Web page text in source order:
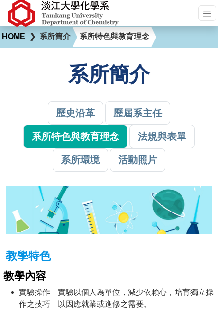
HOME ❯ 系所簡介 系所特色與教育理念
系所簡介
歷史沿革 歷屆系主任
系所特色與教育理念 法規與表單
系所環境 活動照片
教學特色
教學內容
實驗操作：實驗以個人為單位，減少依賴心，培育獨立操
作之技巧，以因應就業或進修之需要。